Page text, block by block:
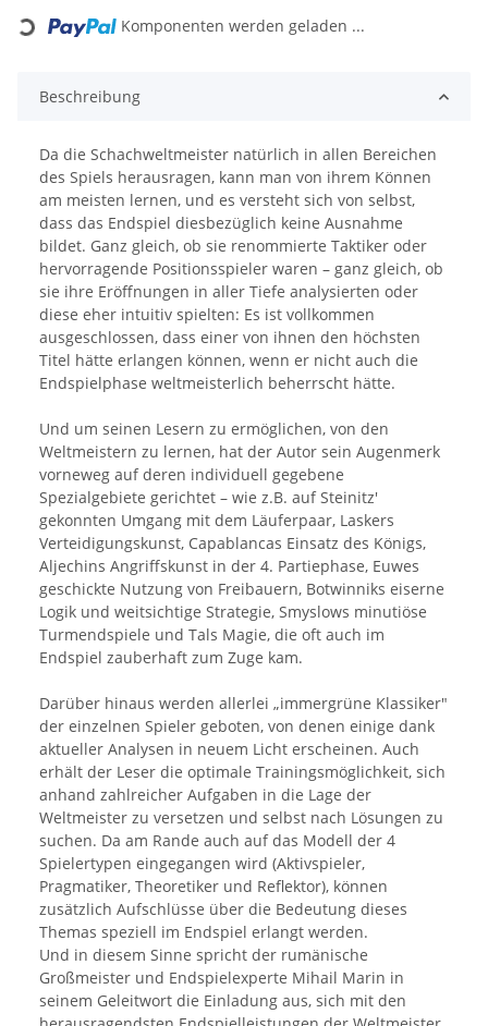
Loading... Komponenten werden geladen ...
Beschreibung
Da die Schachweltmeister natürlich in allen Bereichen
des Spiels herausragen, kann man von ihrem Können
am meisten lernen, und es versteht sich von selbst,
dass das Endspiel diesbezüglich keine Ausnahme
bildet. Ganz gleich, ob sie renommierte Taktiker oder
hervorragende Positionsspieler waren – ganz gleich, ob
sie ihre Eröffnungen in aller Tiefe analysierten oder
diese eher intuitiv spielten: Es ist vollkommen
ausgeschlossen, dass einer von ihnen den höchsten
Titel hätte erlangen können, wenn er nicht auch die
Endspielphase weltmeisterlich beherrscht hätte.
Und um seinen Lesern zu ermöglichen, von den
Weltmeistern zu lernen, hat der Autor sein Augenmerk
vorneweg auf deren individuell gegebene
Spezialgebiete gerichtet – wie z.B. auf Steinitz'
gekonnten Umgang mit dem Läuferpaar, Laskers
Verteidigungskunst, Capablancas Einsatz des Königs,
Aljechins Angriffskunst in der 4. Partiephase, Euwes
geschickte Nutzung von Freibauern, Botwinniks eiserne
Logik und weitsichtige Strategie, Smyslows minutiöse
Turmendspiele und Tals Magie, die oft auch im
Endspiel zauberhaft zum Zuge kam.
Darüber hinaus werden allerlei „immergrüne Klassiker"
der einzelnen Spieler geboten, von denen einige dank
aktueller Analysen in neuem Licht erscheinen. Auch
erhält der Leser die optimale Trainingsmöglichkeit, sich
anhand zahlreicher Aufgaben in die Lage der
Weltmeister zu versetzen und selbst nach Lösungen zu
suchen. Da am Rande auch auf das Modell der 4
Spielertypen eingegangen wird (Aktivspieler,
Pragmatiker, Theoretiker und Reflektor), können
zusätzlich Aufschlüsse über die Bedeutung dieses
Themas speziell im Endspiel erlangt werden.
Und in diesem Sinne spricht der rumänische
Großmeister und Endspielexperte Mihail Marin in
seinem Geleitwort die Einladung aus, sich mit den